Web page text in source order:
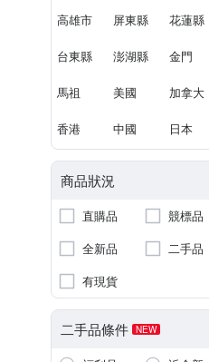
高雄市 屏東縣 花蓮縣
台東縣 澎湖縣 金門
馬祖 美國 加拿大
香港 中國 日本
商品狀況
直購品
競標品
全新品
二手品
有現貨
二手品條件 NEW